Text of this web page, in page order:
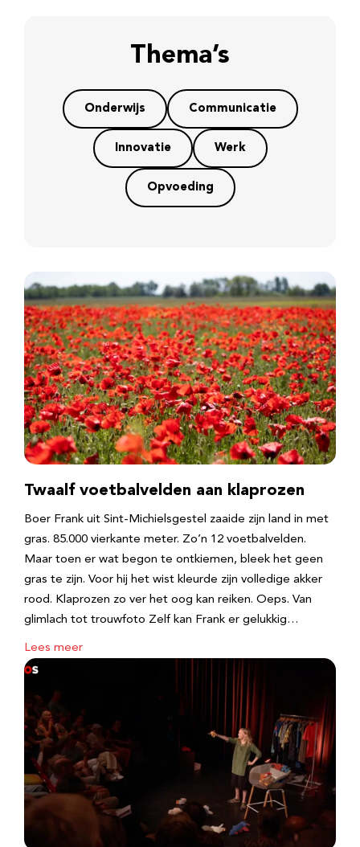
Thema’s
Onderwijs Communicatie
Innovatie Werk
Opvoeding
Twaalf voetbalvelden aan klaprozen
Boer Frank uit Sint-Michielsgestel zaaide zijn land in met
gras. 85.000 vierkante meter. Zo’n 12 voetbalvelden.
Maar toen er wat begon te ontkiemen, bleek het geen
gras te zijn. Voor hij het wist kleurde zijn volledige akker
rood. Klaprozen zo ver het oog kan reiken. Oeps. Van
glimlach tot trouwfoto Zelf kan Frank er gelukkig…
Lees meer